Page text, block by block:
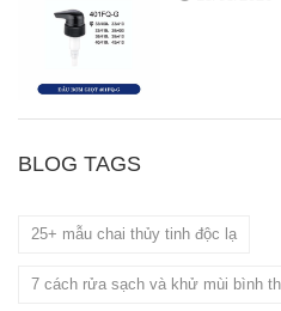
BLOG TAGS
25+ mẫu chai thủy tinh độc lạ
7 cách rửa sạch và khử mùi bình